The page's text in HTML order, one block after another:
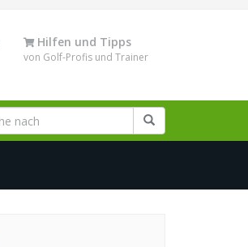
Hilfen und Tipps
von Golf-Profis und Trainer